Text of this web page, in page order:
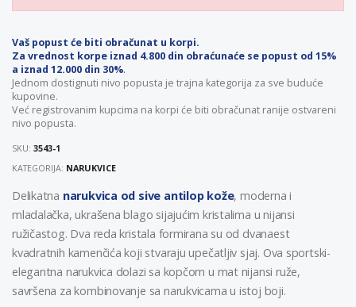
Vaš popust će biti obračunat u korpi.
Za vrednost korpe iznad 4.800 din obraćunaće se popust od 15%
a iznad 12.000 din 30%.
Jednom dostignuti nivo popusta je trajna kategorija za sve buduće
kupovine.
Već registrovanim kupcima na korpi će biti obračunat ranije ostvareni
nivo popusta.
SKU:3543-1
KATEGORIJA: NARUKVICE
Delikatna narukvica od sive antilop kože, moderna i
mladalačka, ukrašena blago sijajućim kristalima u nijansi
ružičastog. Dva reda kristala formirana su od dvanaest
kvadratnih kamenčića koji stvaraju upečatljiv sjaj. Ova sportski-
elegantna narukvica dolazi sa kopčom u mat nijansi ruže,
savršena za kombinovanje sa narukvicama u istoj boji.